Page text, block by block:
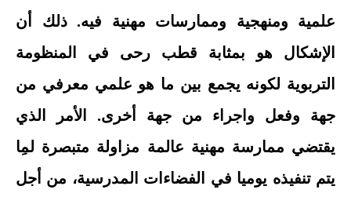
علمية ومنهجية وممارسات مهنية فيه. ذلك أن
الإشكال هو بمثابة قطب رحى في المنظومة
التربوية لكونه يجمع بين ما هو علمي معرفي من
جهة وفعل واجراء من جهة أخرى. الأمر الذي
يقتضي ممارسة مهنية عالمة مزاولة متبصرة لمِا
يتم تنفيذه يوميا في الفضاءات المدرسية، من أجل